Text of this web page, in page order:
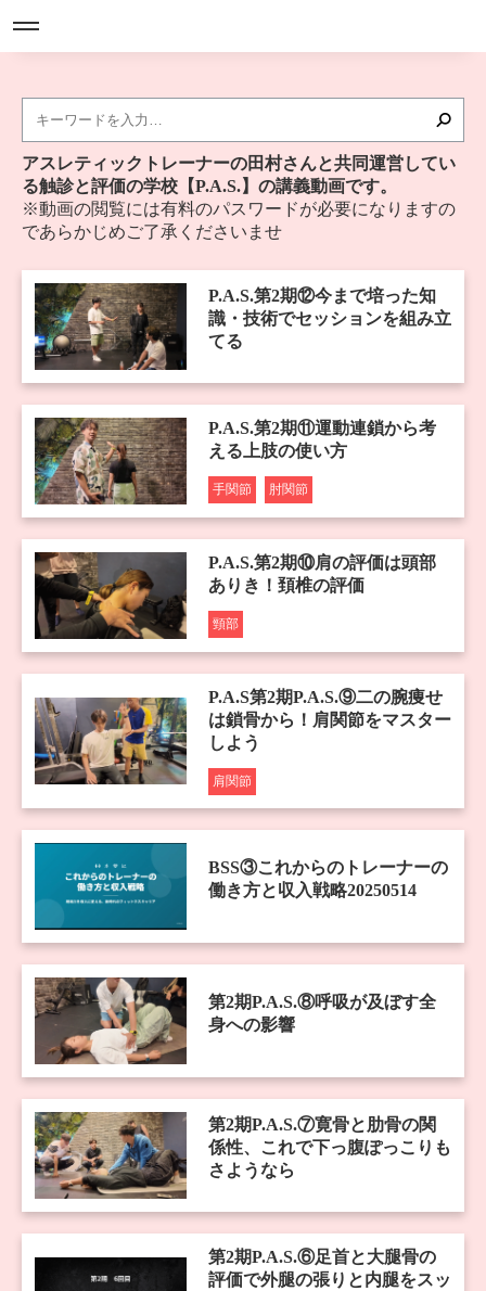
アスレティックトレーナーの田村さんと共同運営してい
る触診と評価の学校【P.A.S.】の講義動画です。
※動画の閲覧には有料のパスワードが必要になりますの
であらかじめご了承くださいませ
P.A.S.第2期⑫今まで培った知
識・技術でセッションを組み立
てる
P.A.S.第2期⑪運動連鎖から考
える上肢の使い方
手関節 肘関節
P.A.S.第2期⑩肩の評価は頭部
ありき！頚椎の評価
頸部
P.A.S第2期P.A.S.⑨二の腕痩せ
は鎖骨から！肩関節をマスター
しよう
肩関節
BSS③これからのトレーナーの
働き方と収入戦略20250514
第2期P.A.S.⑧呼吸が及ぼす全
身への影響
第2期P.A.S.⑦寛骨と肋骨の関
係性、これで下っ腹ぽっこりも
さようなら
第2期P.A.S.⑥足首と大腿骨の
評価で外腿の張りと内腿をスッ